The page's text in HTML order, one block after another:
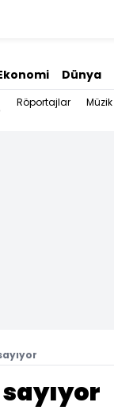
Dünya
Röportajlar Müzik